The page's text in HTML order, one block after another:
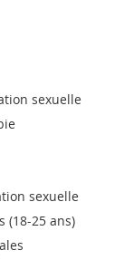
sexuelle
sexuelle
(18-25 ans)